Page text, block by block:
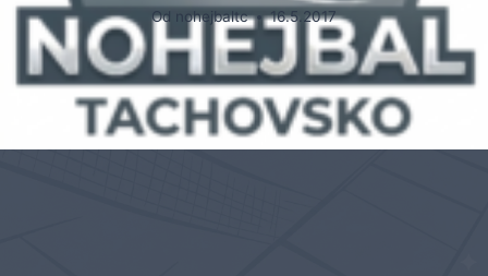
Od nohejbaltc 16.5.2017